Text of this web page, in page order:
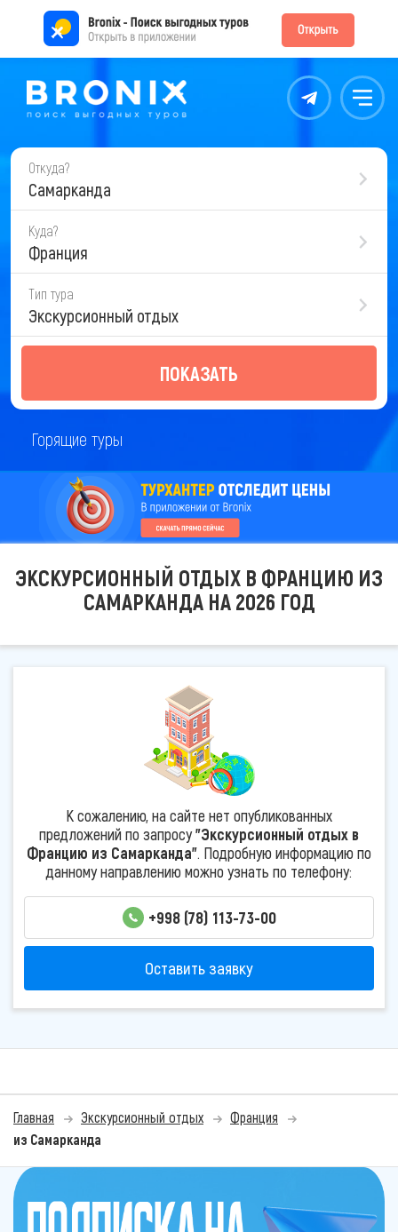
Контакты Меню
Откуда?
Самарканда
Куда?
Франция
Тип тура
Экскурсионный отдых
ПОКАЗАТЬ
Горящие туры
ЭКСКУРСИОННЫЙ ОТДЫХ В ФРАНЦИЮ ИЗ
САМАРКАНДА НА 2026 ГОД
К сожалению, на сайте нет опубликованных
предложений по запросу"Экскурсионный отдых в
Францию из Самарканда". Подробную информацию по
данному направлению можно узнать по телефону:
+998 (78) 113-73-00
Оставить заявку
Главная Экскурсионный отдых
Франция
из Самарканда